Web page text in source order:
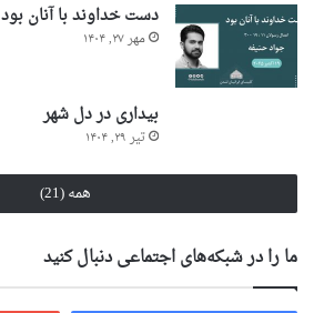
دست خداوند با آنان بود
مهر ۲۷, ۱۴۰۴
بیداری در دل شهر
تیر ۲۹, ۱۴۰۴
همه (21)
ما را در شبکه‌های اجتماعی دنبال کنید